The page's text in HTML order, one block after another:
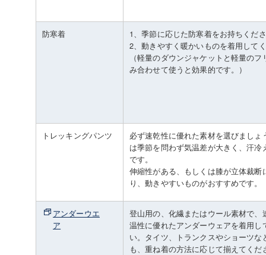
防寒着
1、季節に応じた防寒着をお持ちくだ
2、動きやすく暖かいものを着用して
（軽量のダウンジャケットと軽量のフ
み合わせて使うと効果的です。）
トレッキングパンツ
必ず速乾性に優れた素材を選びましょ
は季節を問わず気温差が大きく、汗冷
です。
伸縮性がある、もしくは膝が立体裁断
り、動きやすいものがおすすめです。
アンダーウエ
ア
登山用の、化繊またはウール素材で、
温性に優れたアンダーウェアを着用し
い。タイツ、トランクスやショーツな
も、重ね着の方法に応じて揃えてくだ